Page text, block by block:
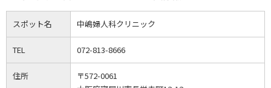
スポット名 中嶋婦人科クリニック
TEL 072-813-8666
住所
〒572-0061